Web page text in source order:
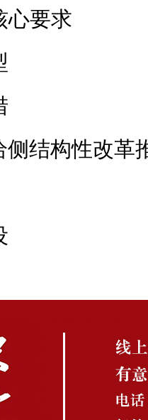
心要求
侧结构性改革